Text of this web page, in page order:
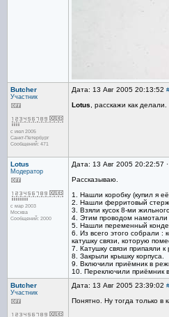
Butcher
Участник
с июл 2005
Санкт-Петербург
Сообщений: 471
Дата: 13 Авг 2005 20:13:52
Lotus , расскажи как делали.
Lotus
Модератор
с мар 2003
Москва
Сообщений: 2000
Дата: 13 Авг 2005 20:22:57
Рассказываю.
1. Нашли коробку (купил я
2. Нашли ферритовый
3. Взяли кусок 8-ми
4. Этим проводом намотали
5. Нашли переменный
6. Из всего этого собрали :
катушку связи, которую
7. Катушку связи припаяли
8. Закрыли крышку корпуса.
9. Включили приёмник в
10. Переключили приёмник
Butcher
Участник
Дата: 13 Авг 2005 23:39:02
Понятно. Ну тогда только в